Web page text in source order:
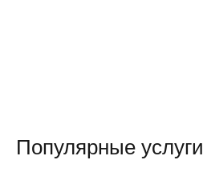
Популярные услуги